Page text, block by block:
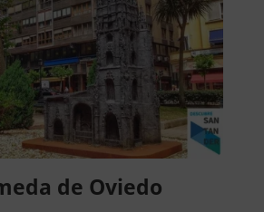
de Oviedo